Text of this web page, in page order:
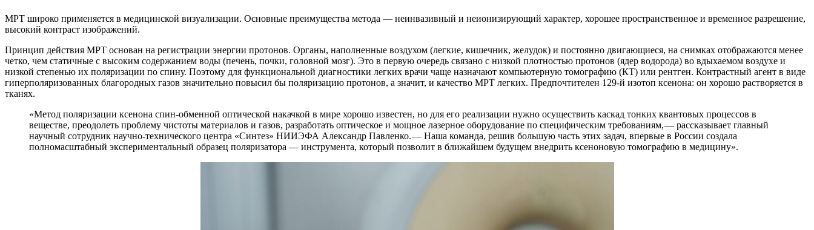
МРТ широко применяется в медицинской визуализации. Основные преимущества метода — ​неинвазивный и неионизирующий характер, хорошее пространственное и временное разрешение,
высокий контраст изображений.
Принцип действия МРТ основан на регистрации энергии протонов. Органы, наполненные воздухом (легкие, кишечник, желудок) и постоянно двигающиеся, на снимках отображаются менее
четко, чем статичные с высоким содержанием воды (печень, почки, головной мозг). Это в первую очередь связано с низкой плотностью протонов (ядер водорода) во вдыхаемом воздухе и
низкой степенью их поляризации по спину. Поэтому для функциональной диагностики легких врачи чаще назначают компьютерную томографию (КТ) или рентген. Контрастный агент в виде
гиперполяризованных благородных газов значительно повысил бы поляризацию протонов, а значит, и качество МРТ легких. Предпочтителен 129‑й изотоп ксенона: он хорошо растворяется в
тканях.
«Метод поляризации ксенона спин-обменной оптической накачкой в мире хорошо известен, но для его реализации нужно осуществить каскад тонких квантовых процессов в
веществе, преодолеть проблему чистоты материалов и газов, разработать оптическое и мощное лазерное оборудование по специфическим требованиям, — ​рассказывает главный
научный сотрудник научно-технического центра «Синтез» НИИЭФА Александр Павленко. — ​Наша команда, решив большую часть этих задач, впервые в России создала
полномасштабный экспериментальный образец поляризатора — ​инструмента, который позволит в ближайшем будущем внедрить ксеноновую томографию в медицину».